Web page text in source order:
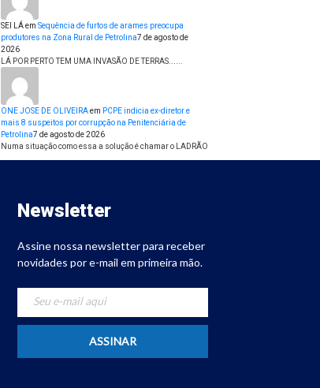
SEI LÁem Sequência de furtos de arames preocupa
produtores na Zona Rural de Petrolina7 de agosto de
2026
LÁ POR PERTO TEM UMA INVASÃO DE TERRAS......
ONE JOSE DE OLIVEIRAem PCPE indicia ex-diretor e
mais 8 suspeitos por corrupção na Penitenciária de
Petrolina7 de agosto de 2026
Numa situação como essa a solução é chamar o LADRÃO
Newsletter
Assine nossa newsletter para receber
novidades por e-mail em primeira mão.